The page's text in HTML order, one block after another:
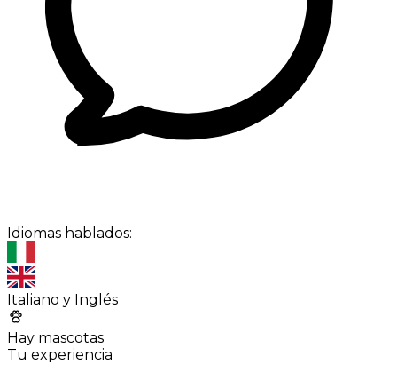
Idiomas hablados:
Italiano y Inglés
Hay mascotas
Tu experiencia